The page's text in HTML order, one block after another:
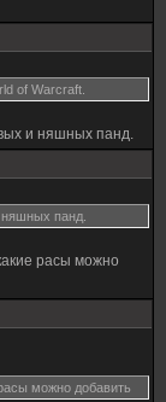
of Warcraft.
и няшных панд.
панд.
расы можно
можно добавить